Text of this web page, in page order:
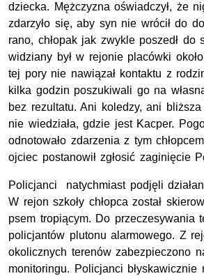
dziecka. Mężczyzna oświadczył, że
zdarzyło się, aby syn nie wrócił do
rano, chłopak jak zwykle poszedł do
widziany był w rejonie placówki
tej pory nie nawiązał kontaktu z
kilka godzin poszukiwali go na
bez rezultatu. Ani koledzy, ani
nie wiedziała, gdzie jest Kacper.
odnotowało zdarzenia z tym
ojciec postanowił zgłosić zaginięcie
Policjanci natychmiast podjęli
W rejon szkoły chłopca został
psem tropiącym. Do przeczesywania
policjantów plutonu alarmowego. Z
okolicznych terenów zabezpieczono
monitoringu. Policjanci błyskawicznie